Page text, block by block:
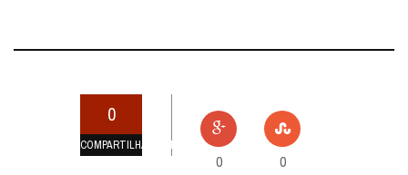
0
COMPARTILHAMENTOS
0 0